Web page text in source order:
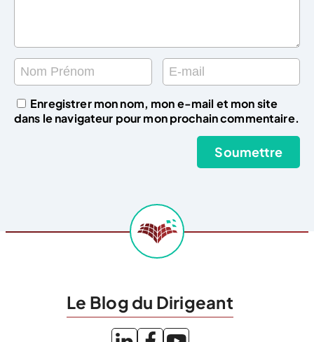
Enregistrer mon nom, mon e-mail et mon site
dans le navigateur pour mon prochain commentaire.
Le Blog du Dirigeant